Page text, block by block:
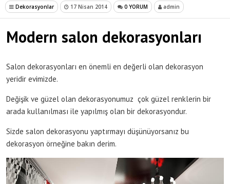
Dekorasyonlar 17 Nisan 2014 0 YORUM admin
Modern salon dekorasyonları
Salon dekorasyonları en önemli en değerli olan dekorasyon
yeridir evimizde.
Değişik ve güzel olan dekorasyonumuz çok güzel renklerin bir
arada kullanılması ile yapılmış olan bir dekorasyondur.
Sizde salon dekorasyonu yaptırmayı düşünüyorsanız bu
dekorasyon örneğine bakın derim.